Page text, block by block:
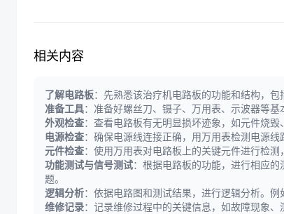
相关内容
了解电路板：先熟悉该治疗机电路板的功能和结构，
准备工具：准备好螺丝刀、镊子、万用表、示波器等基
外观检查：查看电路板有无明显损坏迹象，如元件烧
电源检查：确保电源线连接正确，用万用表检测电源
元件检查：使用万用表对电路板上的关键元件进行检
功能测试与信号测试：根据电路板的功能，进行相应
题。
逻辑分析：依据电路图和测试结果，进行逻辑分析。
维修记录：记录维修过程中的关键信息，如故障现象